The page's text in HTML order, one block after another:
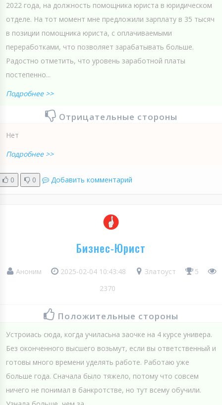
2022 года, на должность помощника юриста в юридическом
отделе. На тот момент мне предложили зарплату в 35 тысяч
в позиции помощника юриста, с оплачиваемыми
переработками, что позволяет зарабатывать больше.
Радостно отметить, что уровень заработной платы
постепенно...
Подробнее >>
Отрицательные стороны
Нет
Подробнее >>
0 0 Добавить комментарий
Бизнес-Юрист
Аноним 2025-02-04 10:43:48 Златоуст
5
2370
Положительные стороны
Устроиась сюда, когда училасьна заочке на 4 курсе универа.
Без оконченного высшего возьмут, если вы ответственный и
готовы много времени уделять работе. Работаю уже
больше года. Сначала было тяжело, потому что совсем
ничего не понимал в банкротстве, но тут всему обучили.